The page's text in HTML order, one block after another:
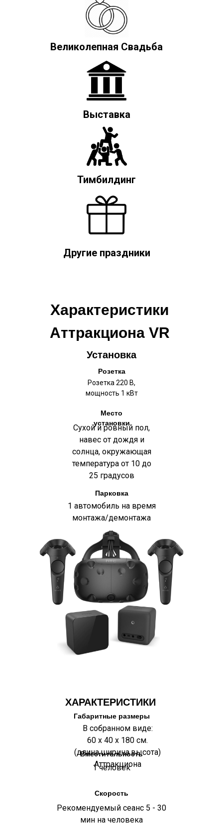
Тимбилдинг
Великолепная Свадьба
Выставка
Другие праздники
Установка
Розетка
Характеристики
Аттракциона VR
Розетка 220 В,
мощность 1 кВт
Место
установки
Сухой и ровный пол,
навес от дождя и
солнца, окружающая
температура от 10 до
25 градусов
Парковка
1 автомобиль на время
монтажа/демонтажа
ХАРАКТЕРИСТИКИ
Габаритные размеры
В собранном виде:
60 х 40 х 180 см.
(длина,ширина,высота)
Аттракциона
Вместительность
1 человек
Скорость
Рекомендуемый сеанс 5 - 30
мин на человека